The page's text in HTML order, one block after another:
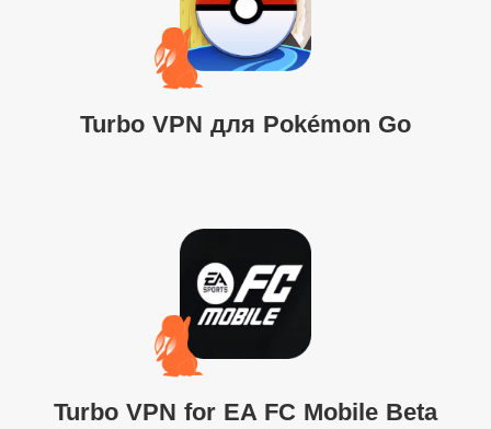
Turbo VPN для Pokémon Go
Turbo VPN for EA FC Mobile Beta